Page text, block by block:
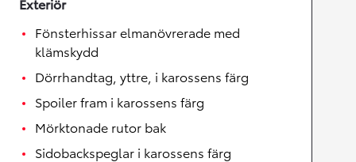
Fönsterhissar elmanövrerade med
klämskydd
Dörrhandtag, yttre, i karossens färg
Spoiler fram i karossens färg
Mörktonade rutor bak
Sidobackspeglar i karossens färg